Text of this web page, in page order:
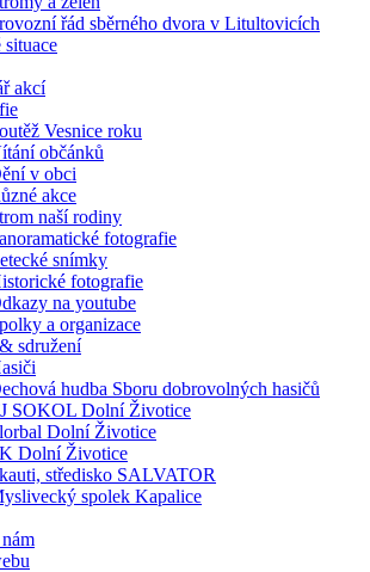
řád sběrného dvora v Litultovicích
akcí
Vesnice roku
občánků
v obci
akce
naší rodiny
fotografie
snímky
fotografie
na youtube
a organizace
sdružení
hudba Sboru dobrovolných hasičů
SOKOL Dolní Životice
Dolní Životice
Dolní Životice
středisko SALVATOR
spolek Kapalice